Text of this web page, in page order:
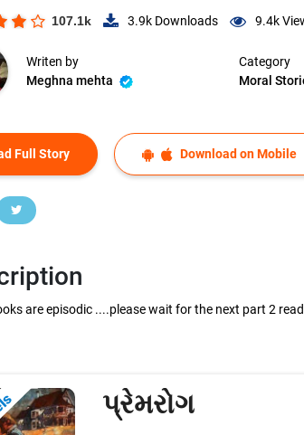
107.1k 3.9k Downloads 9.4k
Writen by
Meghna mehta
Category
Moral
Full Story Download on Mobile
are episodic ....please wait for the next part 2
પ્રેમરોગ